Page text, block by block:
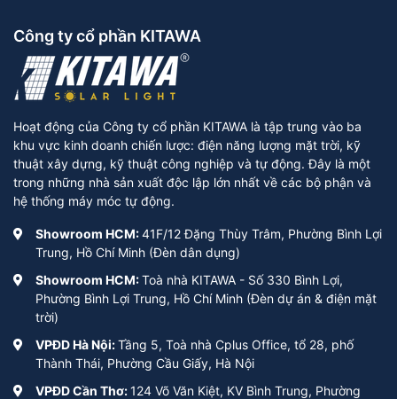
Công ty cổ phần KITAWA
Hoạt động của Công ty cổ phần KITAWA là tập trung vào ba
khu vực kinh doanh chiến lược: điện năng lượng mặt trời, kỹ
thuật xây dựng, kỹ thuật công nghiệp và tự động. Đây là một
trong những nhà sản xuất độc lập lớn nhất về các bộ phận và
hệ thống máy móc tự động.
Showroom HCM:41F/12 Đặng Thùy Trâm, Phường Bình Lợi
Trung, Hồ Chí Minh (Đèn dân dụng)
Showroom HCM:Toà nhà KITAWA - Số 330 Bình Lợi,
Phường Bình Lợi Trung, Hồ Chí Minh (Đèn dự án & điện mặt
trời)
VPĐD Hà Nội:Tầng 5, Toà nhà Cplus Office, tổ 28, phố
Thành Thái, Phường Cầu Giấy, Hà Nội
VPĐD Cần Thơ:124 Võ Văn Kiệt, KV Bình Trung, Phường